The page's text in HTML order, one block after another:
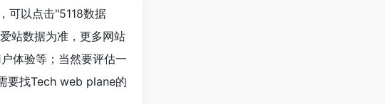
可以点击"5118数据
站数据为准，更多网站
体验等；当然要评估一
要找Tech web plane的